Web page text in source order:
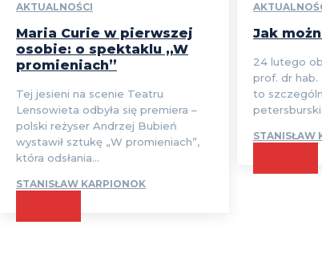
AKTUALNOŚCI
Maria Curie w pierwszej
osobie: o spektaklu „W
promieniach”
Tej jesieni na scenie Teatru
Lensowieta odbyła się premiera –
polski reżyser Andrzej Bubień
wystawił sztukę „W promieniach”,
która odsłania...
STANISŁAW KARPIONOK
Jak
24 lutego
prof. dr hab.
to
STANISŁAW